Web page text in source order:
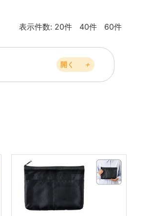
表示件数: 20件 40件 60件
開く ＋